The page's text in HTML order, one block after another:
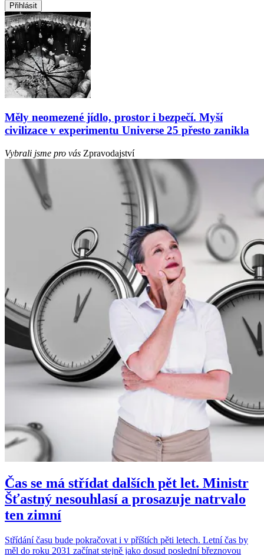
Přihlásit
Měly neomezené jídlo, prostor i bezpečí. Myší
civilizace v experimentu Universe 25 přesto zanikla
Vybrali jsme pro vás Zpravodajství
Čas se má střídat dalších pět let. Ministr
Šťastný nesouhlasí a prosazuje natrvalo
ten zimní
Střídání času bude pokračovat i v příštích pěti letech. Letní čas by
měl do roku 2031 začínat stejně jako dosud poslední březnovou